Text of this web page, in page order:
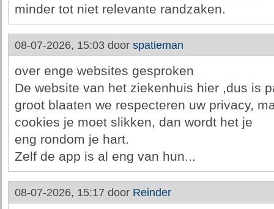
minder tot niet relevante randzaken.
08-07-2026, 15:03 door spatieman
over enge websites gesproken
De website van het ziekenhuis hier ,dus is
groot blaaten we respecteren uw privacy,
cookies je moet slikken, dan wordt het je
eng rondom je hart.
Zelf de app is al eng van hun...
08-07-2026, 15:17 door Reinder